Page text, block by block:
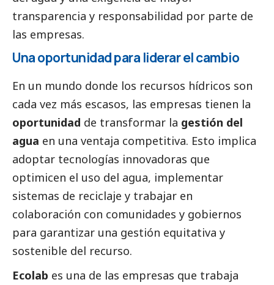
transparencia y responsabilidad por parte de
las empresas.
Una oportunidad para liderar el cambio
En un mundo donde los recursos hídricos son
cada vez más escasos, las empresas tienen la
oportunidad de transformar la gestión del
agua en una ventaja competitiva. Esto implica
adoptar tecnologías innovadoras que
optimicen el uso del agua, implementar
sistemas de reciclaje y trabajar en
colaboración con comunidades y gobiernos
para garantizar una gestión equitativa y
sostenible del recurso.
Ecolab es una de las empresas que trabaja